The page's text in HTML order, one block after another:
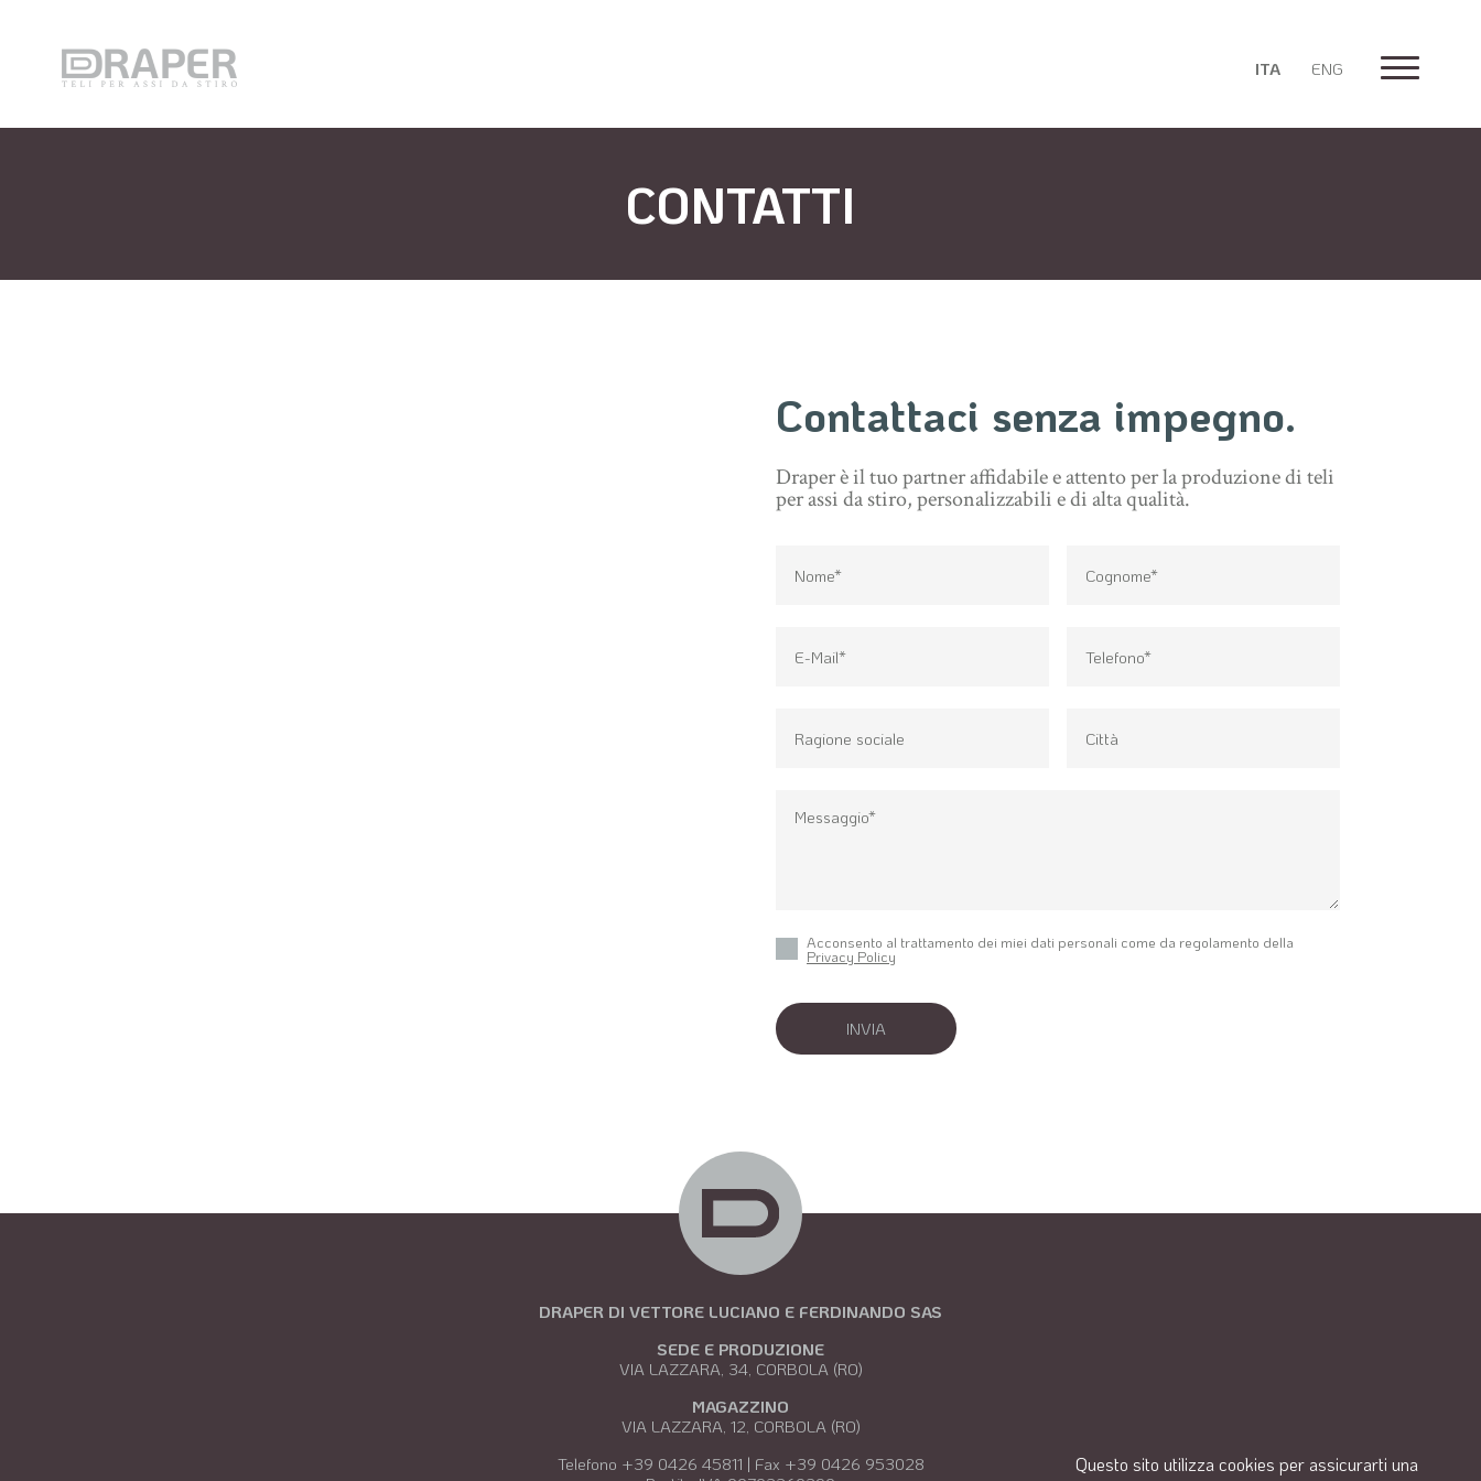
ITA ENG
CONTATTI
Contattaci senza impegno.
Draper è il tuo partner affidabile e attento per la produzione di teli
per assi da stiro, personalizzabili e di alta qualità.
Acconsento al trattamento dei miei dati personali come da regolamento della
Privacy Policy
DRAPER DI VETTORE LUCIANO E FERDINANDO SAS
SEDE E PRODUZIONE
VIA LAZZARA, 34, CORBOLA (RO)
MAGAZZINO
VIA LAZZARA, 12, CORBOLA (RO)
Telefono +39 0426 45811 | Fax +39 0426 953028
Questo sito utilizza cookies per assicurarti una